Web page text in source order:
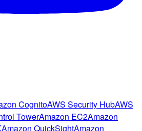
CognitoAWS Security HubAWS
TowerAmazon EC2Amazon
Amazon QuickSightAmazon